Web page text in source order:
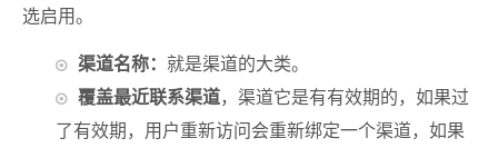
选启用。
渠道名称： 就是渠道的大类。
覆盖最近联系渠道，渠道它是有有效期的，如果过
了有效期，用户重新访问会重新绑定一个渠道，如果